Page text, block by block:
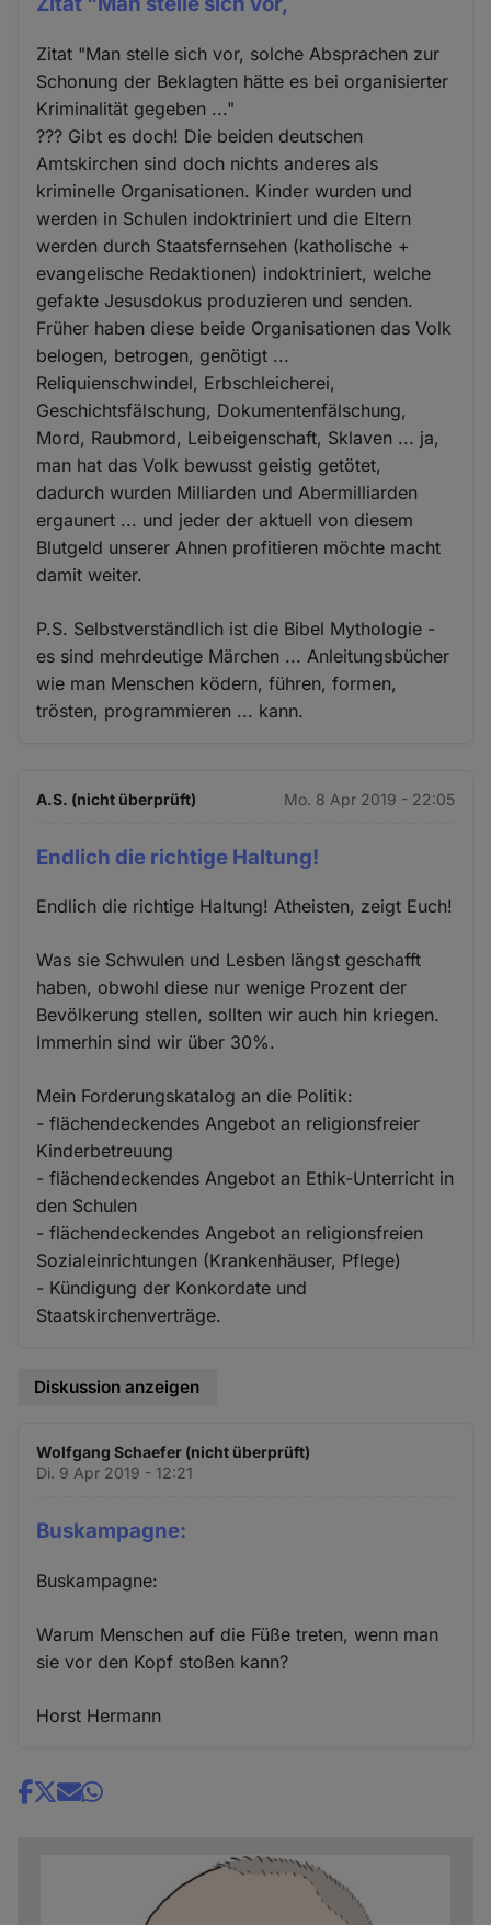
Zitat "Man stelle sich vor, solche Absprachen zur
Schonung der Beklagten hätte es bei organisierter
Kriminalität gegeben ..."
??? Gibt es doch! Die beiden deutschen
Amtskirchen sind doch nichts anderes als
kriminelle Organisationen. Kinder wurden und
werden in Schulen indoktriniert und die Eltern
werden durch Staatsfernsehen (katholische +
evangelische Redaktionen) indoktriniert, welche
gefakte Jesusdokus produzieren und senden.
Früher haben diese beide Organisationen das Volk
belogen, betrogen, genötigt ...
Reliquienschwindel, Erbschleicherei,
Geschichtsfälschung, Dokumentenfälschung,
Mord, Raubmord, Leibeigenschaft, Sklaven ... ja,
man hat das Volk bewusst geistig getötet,
dadurch wurden Milliarden und Abermilliarden
ergaunert ... und jeder der aktuell von diesem
Blutgeld unserer Ahnen profitieren möchte macht
damit weiter.
P.S. Selbstverständlich ist die Bibel Mythologie -
es sind mehrdeutige Märchen ... Anleitungsbücher
wie man Menschen ködern, führen, formen,
trösten, programmieren ... kann.
A.S. (nicht überprüft) Mo. 8 Apr 2019 - 22:05
Endlich die richtige Haltung!
Endlich die richtige Haltung! Atheisten, zeigt Euch!
Was sie Schwulen und Lesben längst geschafft
haben, obwohl diese nur wenige Prozent der
Bevölkerung stellen, sollten wir auch hin kriegen.
Immerhin sind wir über 30%.
Mein Forderungskatalog an die Politik:
- flächendeckendes Angebot an religionsfreier
Kinderbetreuung
- flächendeckendes Angebot an Ethik-Unterricht in
den Schulen
- flächendeckendes Angebot an religionsfreien
Sozialeinrichtungen (Krankenhäuser, Pflege)
- Kündigung der Konkordate und
Staatskirchenverträge.
Diskussion anzeigen
Wolfgang Schaefer (nicht überprüft)
Di. 9 Apr 2019 - 12:21
Buskampagne:
Buskampagne:
Warum Menschen auf die Füße treten, wenn man
sie vor den Kopf stoßen kann?
Horst Hermann
Share